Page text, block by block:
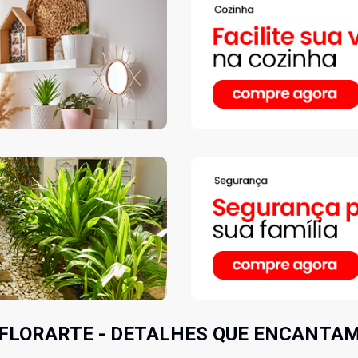
- DETALHES QUE